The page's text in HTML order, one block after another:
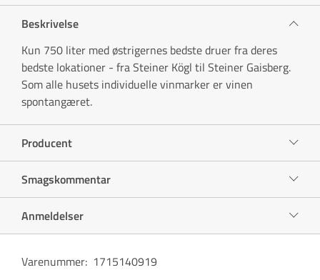
Beskrivelse
Kun 750 liter med østrigernes bedste druer fra deres
bedste lokationer - fra Steiner Kögl til Steiner Gaisberg.
Som alle husets individuelle vinmarker er vinen
spontangæret.
Producent
Smagskommentar
Anmeldelser
Varenummer: 1715140919